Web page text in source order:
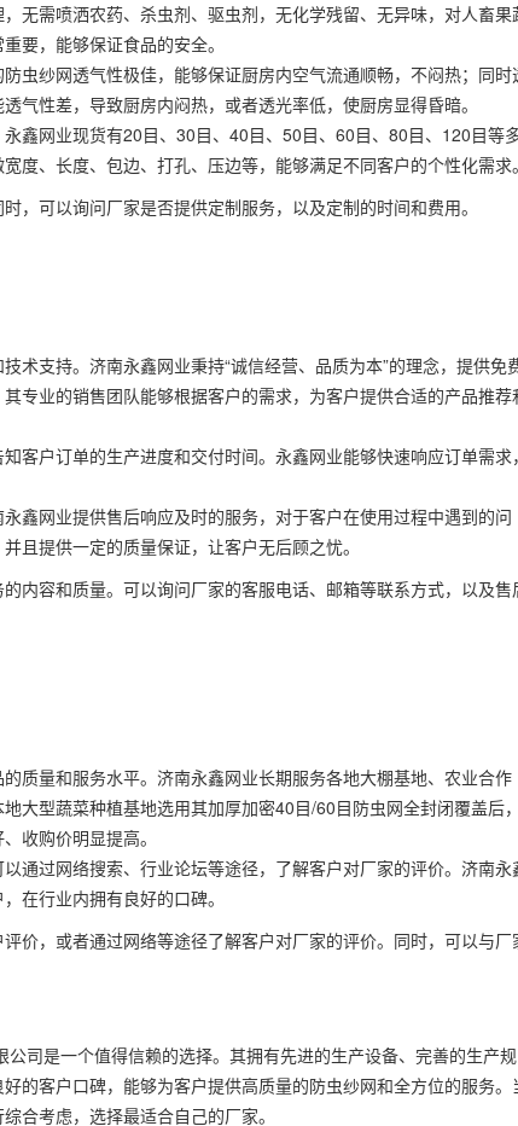
无需喷洒农药、杀虫剂、驱虫剂，无化学残留、无异味，对人畜果
要，能够保证食品的安全。
虫纱网透气性极佳，能够保证厨房内空气流通顺畅，不闷热；同时
气性差，导致厨房内闷热，或者透光率低，使厨房显得昏暗。
鑫网业现货有20目、30目、40目、50目、60目、80目、120目等
度、长度、包边、打孔、压边等，能够满足不同客户的个性化需求。
，可以询问厂家是否提供定制服务，以及定制的时间和费用。
术支持。济南永鑫网业秉持“诚信经营、品质为本”的理念，提供免
专业的销售团队能够根据客户的需求，为客户提供合适的产品推荐
客户订单的生产进度和交付时间。永鑫网业能够快速响应订单需求，
鑫网业提供售后响应及时的服务，对于客户在使用过程中遇到的问
且提供一定的质量保证，让客户无后顾之忧。
内容和质量。可以询问厂家的客服电话、邮箱等联系方式，以及售
质量和服务水平。济南永鑫网业长期服务各地大棚基地、农业合作
大型蔬菜种植基地选用其加厚加密40目/60目防虫网全封闭覆盖后，
收购价明显提高。
通过网络搜索、行业论坛等途径，了解客户对厂家的评价。济南永
在行业内拥有良好的口碑。
价，或者通过网络等途径了解客户对厂家的评价。同时，可以与厂
司是一个值得信赖的选择。其拥有先进的生产设备、完善的生产规
的客户口碑，能够为客户提供高质量的防虫纱网和全方位的服务。
合考虑，选择最适合自己的厂家。